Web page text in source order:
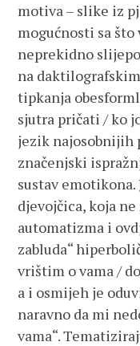
motiva – slike iz
mogućnosti sa što
neprekidno
na
tipkanja
sjutra pričati / ko
jezik najosobnijih
značenjski
sustav
djevojčica, koja
automatizma i
zabluda“
vrištim o vama /
a i osmijeh je
naravno da mi
vama“.